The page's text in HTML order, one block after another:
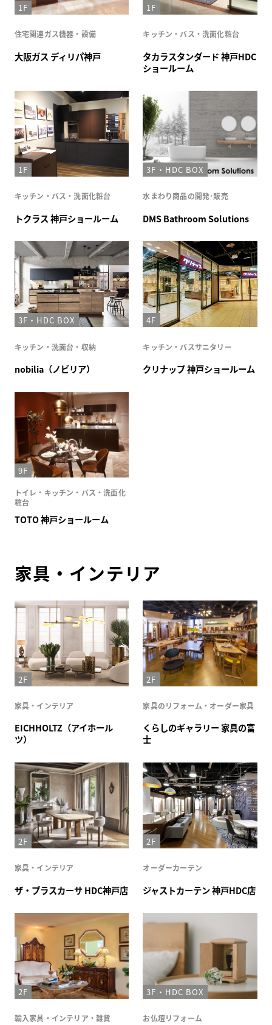
住宅関連ガス機器・設備
大阪ガス ディリパ神戸
1F
キッチン・バス・洗面化粧台
タカラスタンダード 神戸HDC
ショールーム
1F
キッチン・バス・洗面化粧台
トクラス 神戸ショールーム
1F
水まわり商品の開発･販売
DMS Bathroom Solutions
3F・HDC BOX
キッチン・洗面台・収納
nobilia（ノビリア）
3F・HDC BOX
キッチン・バスサニタリー
クリナップ 神戸ショールーム
4F
トイレ・キッチン・バス・洗面化
粧台
TOTO 神戸ショールーム
9F
家具・インテリア
家具・インテリア
EICHHOLTZ（アイホール
ツ）
2F
家具のリフォーム・オーダー家具
くらしのギャラリー 家具の富
士
2F
家具・インテリア
ザ・プラスカーサ HDC神戸店
2F
オーダーカーテン
ジャストカーテン 神戸HDC店
2F
輸入家具・インテリア・雑貨
2F
お仏壇リフォーム
3F・HDC BOX